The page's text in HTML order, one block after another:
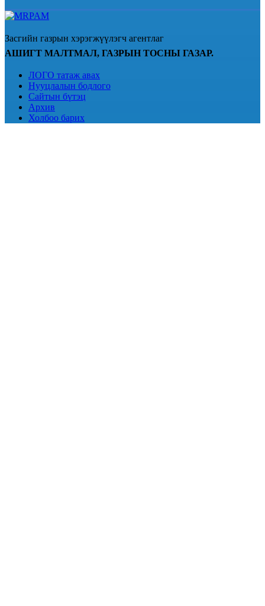
Засгийн газрын хэрэгжүүлэгч агентлаг
АШИГТ МАЛТМАЛ, ГАЗРЫН ТОСНЫ ГАЗАР.
ЛОГО татаж авах
Нууцлалын бодлого
Сайтын бүтэц
Архив
Холбоо барих